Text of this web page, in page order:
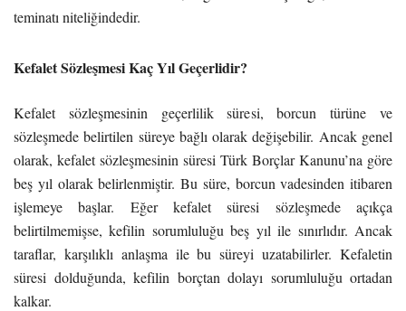
teminatı niteliğindedir.
Kefalet Sözleşmesi Kaç Yıl Geçerlidir?
Kefalet sözleşmesinin geçerlilik süresi, borcun türüne ve
sözleşmede belirtilen süreye bağlı olarak değişebilir. Ancak genel
olarak, kefalet sözleşmesinin süresi Türk Borçlar Kanunu’na göre
beş yıl olarak belirlenmiştir. Bu süre, borcun vadesinden itibaren
işlemeye başlar. Eğer kefalet süresi sözleşmede açıkça
belirtilmemişse, kefilin sorumluluğu beş yıl ile sınırlıdır. Ancak
taraflar, karşılıklı anlaşma ile bu süreyi uzatabilirler. Kefaletin
süresi dolduğunda, kefilin borçtan dolayı sorumluluğu ortadan
kalkar.